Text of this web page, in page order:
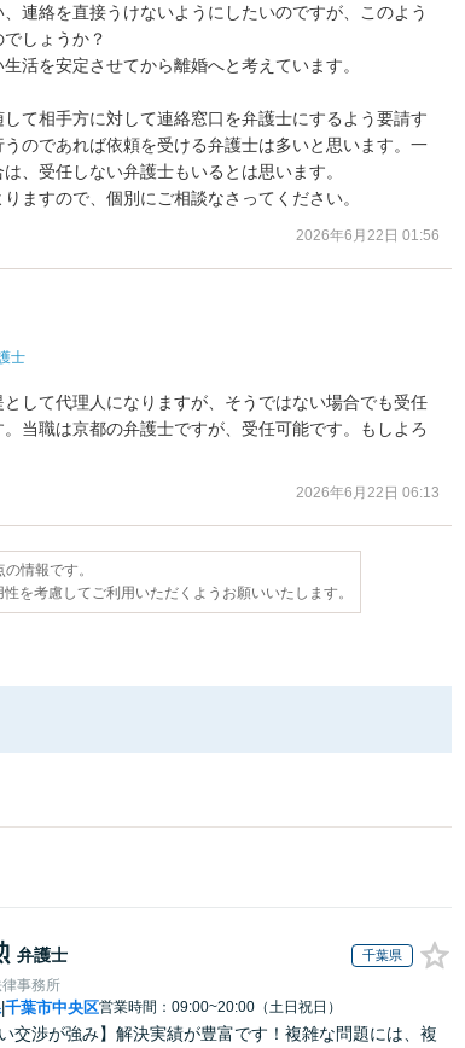
連絡を直接うけないようにしたいのですが、このよう
しょうか？
活を安定させてから離婚へと考えています。
て相手方に対して連絡窓口を弁護士にするよう要請す
のであれば依頼を受ける弁護士は多いと思います。一
、受任しない弁護士もいるとは思います。
ますので、個別にご相談なさってください。
2026年6月22日 01:56
士
して代理人になりますが、そうではない場合でも受任
当職は京都の弁護士ですが、受任可能です。もしよろ
2026年6月22日 06:13
情報です。
を考慮してご利用いただくようお願いいたします。
弁護士 千葉県
事務所
|千葉市中央区営業時間：09:00~20:00（土日祝日）
い交渉が強み】解決実績が豊富です！複雑な問題には、複